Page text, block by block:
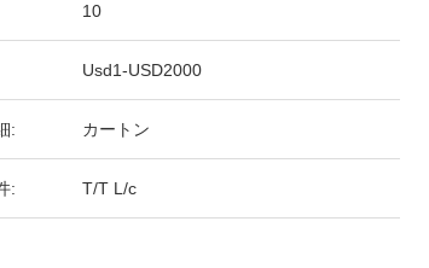
10
Usd1-USD2000
: カートン
: T/T L/c